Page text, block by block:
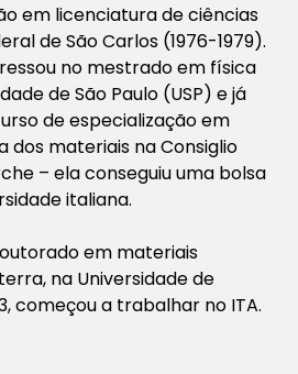
em licenciatura de ciências
de São Carlos (1976-1979).
no mestrado em física
de São Paulo (USP) e já
de especialização em
dos materiais na Consiglio
– ela conseguiu uma bolsa
italiana.
em materiais
na Universidade de
começou a trabalhar no ITA.